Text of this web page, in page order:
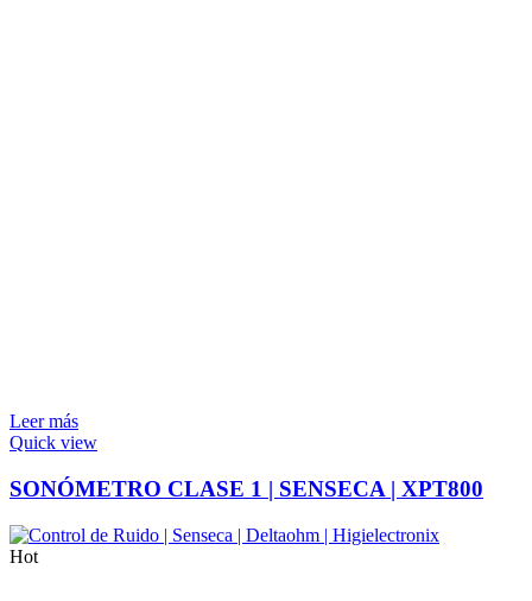
Leer más
Quick view
SONÓMETRO CLASE 1 | SENSECA | XPT800
Hot